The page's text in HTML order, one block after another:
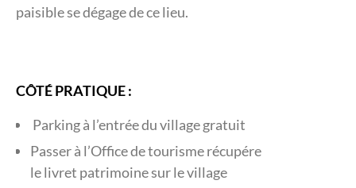
paisible se dégage de ce lieu.
CÔTÉ PRATIQUE :
Parking à l’entrée du village gratuit
Passer à l’Office de tourisme récupérer
le livret patrimoine sur le village